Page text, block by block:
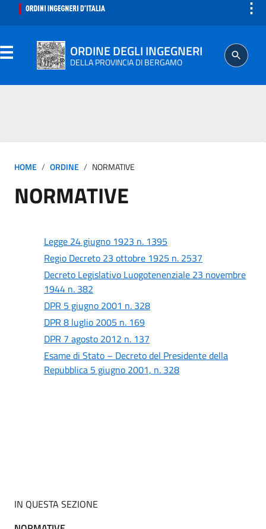
⋮
ORDINE DEGLI INGEGNERI
DELLA PROVINCIA DI BERGAMO
ISCRITTO
PROFESSIONE
AGGIORNAMENTO PROFESSIONALE
HOME ORDINE NORMATIVE
NORMATIVE
Legge 24 giugno 1923 n. 1395
Regio Decreto 23 ottobre 1925 n. 2537
Decreto Legislativo Luogotenenziale 23 novembre
1944 n. 382
DPR 5 giugno 2001 n. 328
DPR 8 luglio 2005 n. 169
DPR 7 agosto 2012 n. 137
Esame di Stato – Decreto del Presidente della
Repubblica 5 giugno 2001, n. 328
IN QUESTA SEZIONE